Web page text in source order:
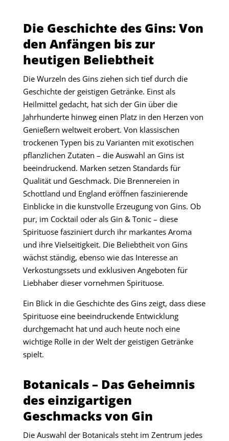
Die Geschichte des Gins: Von
den Anfängen bis zur
heutigen Beliebtheit
Die Wurzeln des Gins ziehen sich tief durch die
Geschichte der geistigen Getränke. Einst als
Heilmittel gedacht, hat sich der Gin über die
Jahrhunderte hinweg einen Platz in den Herzen von
Genießern weltweit erobert. Von klassischen
trockenen Typen bis zu Varianten mit exotischen
pflanzlichen Zutaten – die Auswahl an Gins ist
beeindruckend. Marken setzen Standards für
Qualität und Geschmack. Die Brennereien in
Schottland und England eröffnen faszinierende
Einblicke in die kunstvolle Erzeugung von Gins. Ob
pur, im Cocktail oder als Gin & Tonic – diese
Spirituose fasziniert durch ihr markantes Aroma
und ihre Vielseitigkeit. Die Beliebtheit von Gins
wächst ständig, ebenso wie das Interesse an
Verkostungssets und exklusiven Angeboten für
Liebhaber dieser vornehmen Spirituose.
Ein Blick in die Geschichte des Gins zeigt, dass diese
Spirituose eine beeindruckende Entwicklung
durchgemacht hat und auch heute noch eine
wichtige Rolle in der Welt der geistigen Getränke
spielt.
Botanicals – Das Geheimnis
des einzigartigen
Geschmacks von Gin
Die Auswahl der Botanicals steht im Zentrum jedes